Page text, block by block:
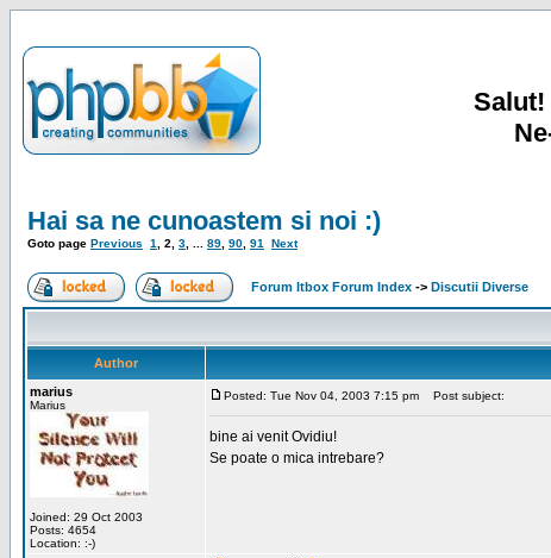
Salut!
Hai sa ne cunoastem si noi :)
Goto page Previous 1 2 3 89 90 91 Next
Forum Itbox Forum Index -> Discutii Diverse
Author
marius
Marius
Joined: 29 Oct 2003
Posts: 4654
Location: :-)
Posted: Tue Nov 04, 2003 7:15 pm Post subject:
bine ai venit Ovidiu!
Se poate o mica intrebare?